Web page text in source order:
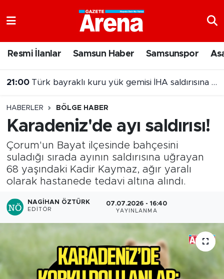
Resmi İlanlar Samsun Haber Samsunspor
21:00 Türk bayraklı kuru yük gemisi İHA saldırısına uğradı
HABERLER BÖLGE HABER
Karadeniz'de ayı saldırısı!
Çorum'un Bayat ilçesinde bahçesini
suladığı sırada ayının saldırısına uğrayan
68 yaşındaki Kadir Kaymaz, ağır yaralı
olarak hastanede tedavi altına alındı.
NAGIHAN ÖZTÜRK
EDITÖR
07.07.2026 - 16:40
YAYINLANMA
Samsun Namaz Vakitleri
Süper Lig Puan Durumu ve Fikstür
Tüm Manşetler